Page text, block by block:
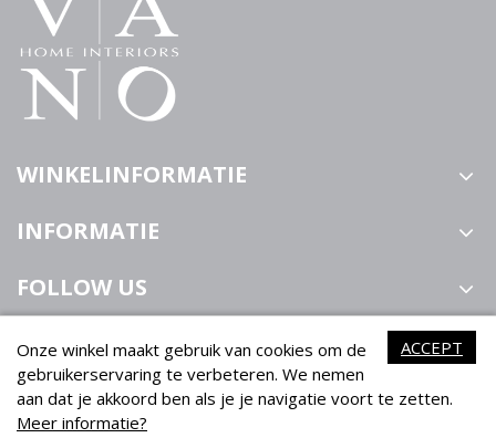
WINKELINFORMATIE
INFORMATIE
FOLLOW US
VANO Home Interiors ©2021
ACCEPT
Onze winkel maakt gebruik van cookies om de
gebruikerservaring te verbeteren. We nemen
aan dat je akkoord ben als je je navigatie voort te zetten.
Meer informatie?